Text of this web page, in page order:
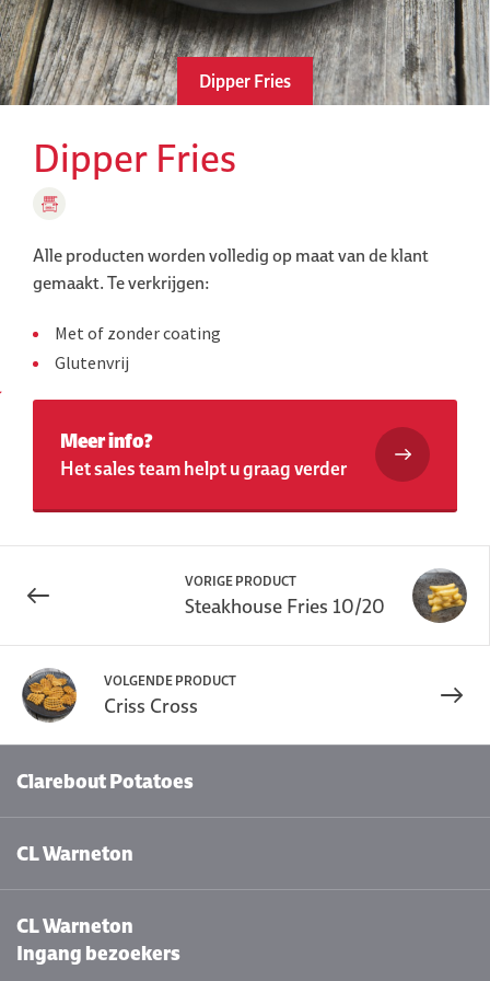
Dipper Fries
Dipper Fries
Alle producten worden volledig op maat van de klant
gemaakt.Te verkrijgen:
Met of zonder coating
Glutenvrij
Meer info?
Het sales team helpt u graag verder
VORIGE PRODUCT
Steakhouse Fries 10/20
VOLGENDE PRODUCT
Criss Cross
Clarebout Potatoes
CL Warneton
CL Warneton
Ingang bezoekers